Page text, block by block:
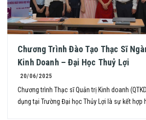
Chương Trình Đào Tạo Thạc Sĩ
Kinh Doanh – Đại Học Thuỷ Lợi
20/06/2025
Chương trình Thạc sĩ Quản trị Kinh doanh
dụng tại Trường Đại học Thủy Lợi là sự kết hợp